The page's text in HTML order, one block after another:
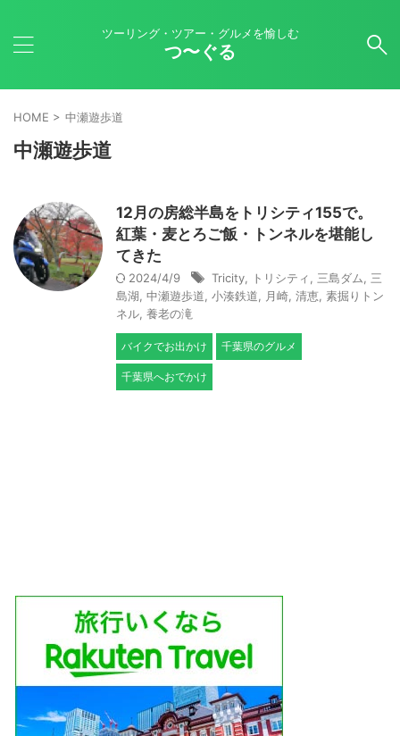
ツーリング・ツアー・グルメを愉しむ
つ〜ぐる
HOME > 中瀬遊歩道
中瀬遊歩道
12月の房総半島をトリシティ155で。
紅葉・麦とろご飯・トンネルを堪能し
てきた
2024/4/9 Tricity トリシティ 三島ダム
三
島湖 中瀬遊歩道 小湊鉄道 月崎 清恵 素掘りトン
ネル 養老の滝
バイクでお出かけ 千葉県のグルメ
千葉県へおでかけ